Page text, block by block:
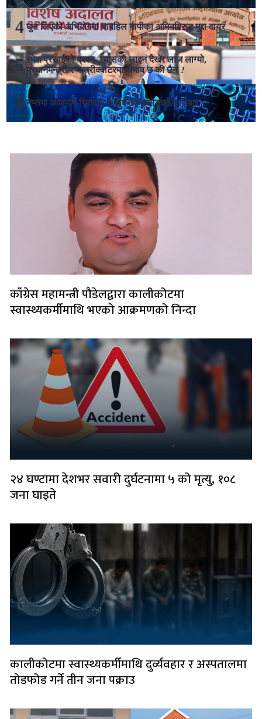
घुस लिएको अभियोगमा चाबहिल नापीका अमिनविरुद्ध मुद्दा दायर
रमेश प्रसाईको प्रश्न- ग्यासको लाइन देखेर लाज लाग्यो,
प्रधानमन्त्री र मन्त्रीक्वाटरमा अभाव छ की छैन ?
नेप्सेमा आजपनि गिरावट, ३ अर्ब ७७ करोडको कारोबार
काँग्रेस महामन्त्री पौडेलद्वारा कालीकोटमा
स्वास्थ्यकर्मीमाथि भएको आक्रमणको निन्दा
२४ घण्टामा देशभर सवारी दुर्घटनामा ५ को मृत्यु, १०८
जना घाइते
कालीकोटमा स्वास्थ्यकर्मीमाथि दुर्व्यवहार र अस्पतालमा
तोडफोड गर्ने तीन जना पक्राउ